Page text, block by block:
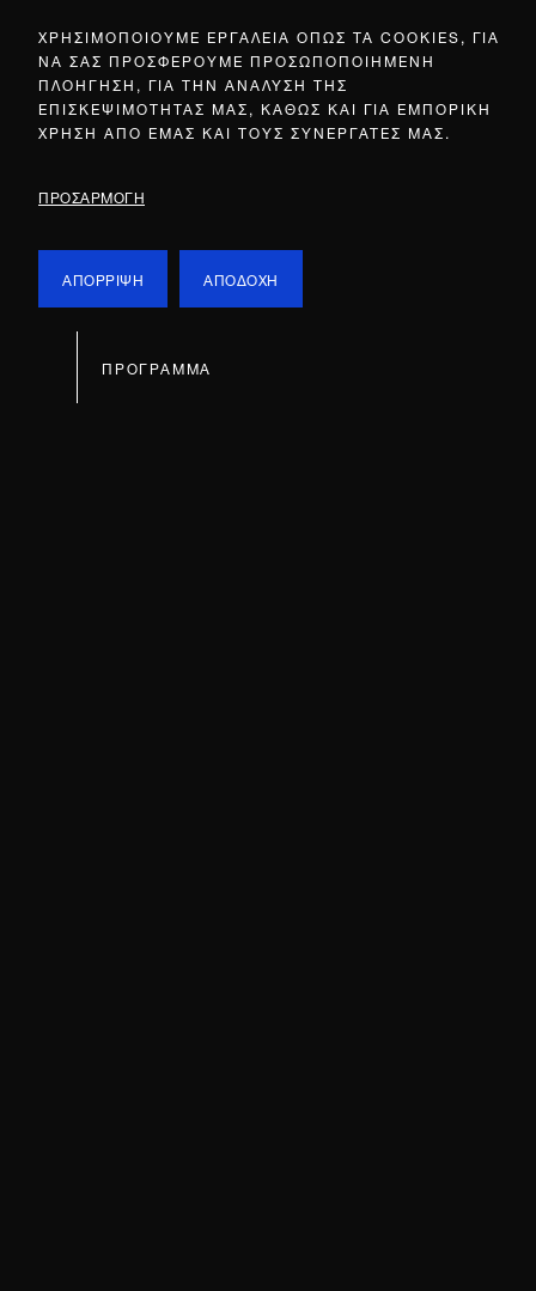
ΧΡΗΣΙΜΟΠΟΙΟΥΜΕ ΕΡΓΑΛΕΙΑ ΟΠΩΣ ΤΑ COOKIES, ΓΙΑ
ΝΑ ΣΑΣ ΠΡΟΣΦΕΡΟΥΜΕ ΠΡΟΣΩΠΟΠΟΙΗΜΕΝΗ
ΠΛΟΗΓΗΣΗ, ΓΙΑ ΤΗΝ ΑΝΑΛΥΣΗ ΤΗΣ
ΕΠΙΣΚΕΨΙΜΟΤΗΤΑΣ ΜΑΣ, ΚΑΘΩΣ ΚΑΙ ΓΙΑ ΕΜΠΟΡΙΚΗ
ΧΡΗΣΗ ΑΠΟ ΕΜΑΣ ΚΑΙ ΤΟΥΣ ΣΥΝΕΡΓΑΤΕΣ ΜΑΣ.
ΠΡΟΣΑΡΜΟΓΗ
ΑΠΟΡΡΙΨΗ ΑΠΟΔΟΧΗ
ΠΡΟΓΡΑΜΜΑ